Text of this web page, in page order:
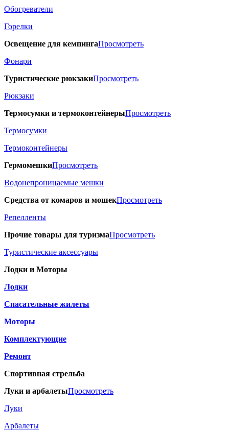
Обогреватели
Горелки
Освещение для кемпингаПросмотреть
Фонари
Туристические рюкзакиПросмотреть
Рюкзаки
Термосумки и термоконтейнерыПросмотреть
Термосумки
Термоконтейнеры
ГермомешкиПросмотреть
Водонепроницаемые мешки
Средства от комаров и мошекПросмотреть
Репелленты
Прочие товары для туризмаПросмотреть
Туристические аксессуары
Лодки и Моторы
Лодки
Спасательные жилеты
Моторы
Комплектующие
Ремонт
Спортивная стрельба
Луки и арбалетыПросмотреть
Луки
Арбалеты